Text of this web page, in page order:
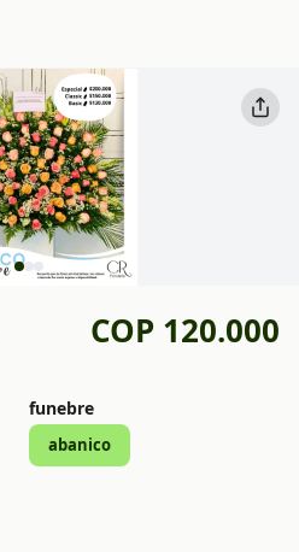
COP 120.000
funebre
abanico